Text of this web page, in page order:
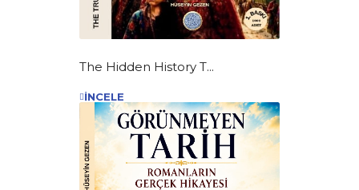
The Hidden History T...
İNCELE